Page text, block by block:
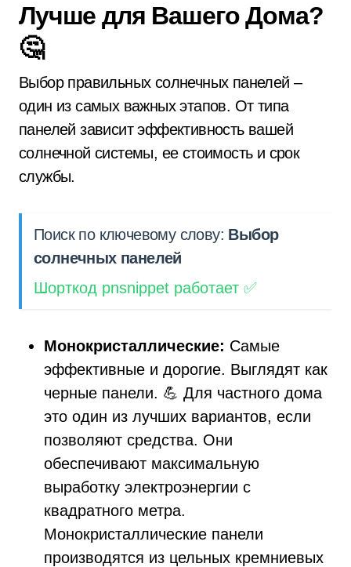
Лучше для Вашего Дома?
🤔
Выбор правильных солнечных панелей –
один из самых важных этапов. От типа
панелей зависит эффективность вашей
солнечной системы, ее стоимость и срок
службы.
Поиск по ключевому слову: Выбор
солнечных панелей
Шорткод pnsnippet работает ✅
Монокристаллические: Самые
эффективные и дорогие. Выглядят как
черные панели. 💪 Для частного дома
это один из лучших вариантов, если
позволяют средства. Они
обеспечивают максимальную
выработку электроэнергии с
квадратного метра.
Монокристаллические панели
производятся из цельных кремниевых